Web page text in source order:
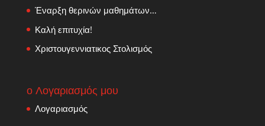
Έναρξη θερινών μαθημάτων…
Καλή επιτυχία!
Χριστουγεννιατικος Στολισμός
ο Λογαριασμός μου
Λογαριασμός